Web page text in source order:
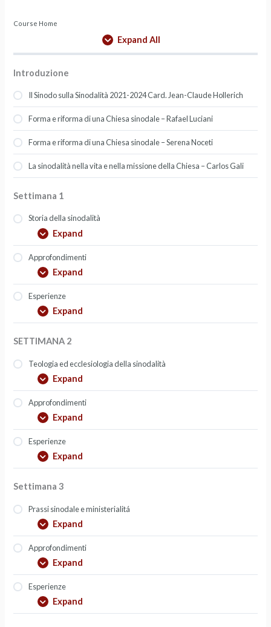
Course Home
Expand All
Introduzione
Il Sinodo sulla Sinodalità 2021-2024 Card. Jean-Claude Hollerich
Forma e riforma di una Chiesa sinodale – Rafael Luciani
Forma e riforma di una Chiesa sinodale – Serena Noceti
La sinodalità nella vita e nella missione della Chiesa – Carlos Gali
Settimana 1
Storia della sinodalità
Expand
Approfondimenti
Expand
Esperienze
Expand
SETTIMANA 2
Teologia ed ecclesiologia della sinodalità
Expand
Approfondimenti
Expand
Esperienze
Expand
Settimana 3
Prassi sinodale e ministerialitá
Expand
Approfondimenti
Expand
Esperienze
Expand